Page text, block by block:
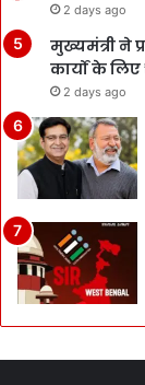
2 days ago
मुख्यमंत्री ने
कार्यों के लिए
2 days ago